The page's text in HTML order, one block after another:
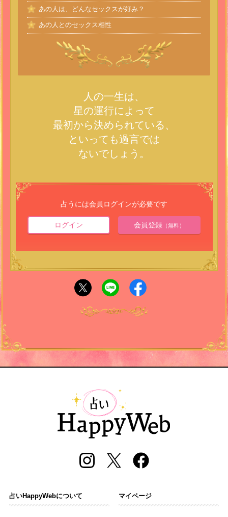
あの人は、どんなセックスが好み？
あの人とのセックス相性
人の一生は、
星の運行によって
最初から決められている、
といっても過言では
ないでしょう。
占うには会員ログインが必要です
ログイン 会員登録（無料）
占いHappyWebについて マイページ